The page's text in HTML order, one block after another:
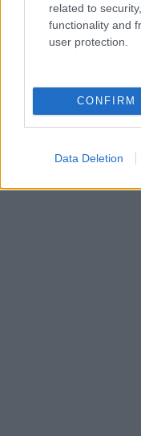
related to
functionality and
user protection.
CONFIRM
Data Deletion